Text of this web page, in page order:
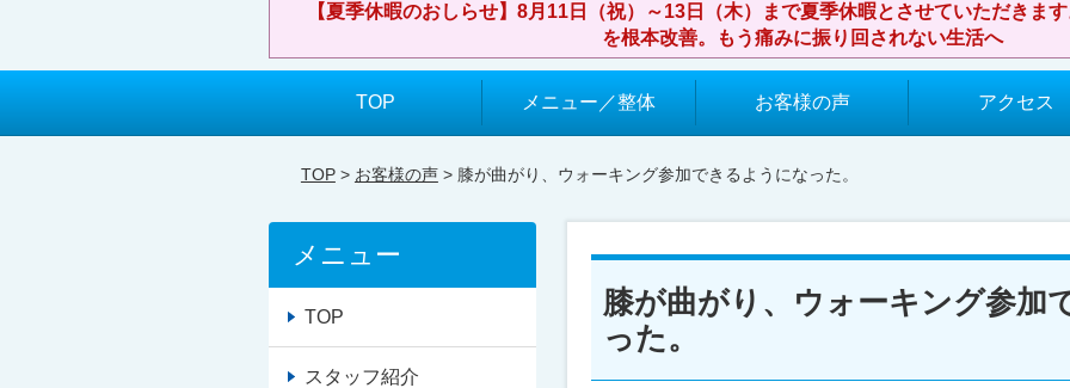
【夏季休暇のおしらせ】8月11日（祝）～13日（木）まで夏季休暇とさせていた
を根本改善。もう痛みに振り回されない生活へ
TOP メニュー／整体 お客様の声 アクセス
TOP> お客様の声> 膝が曲がり、ウォーキング参加できるようになった。
膝が曲がり、ウォーキング参加
った。
メニュー
TOP
スタッフ紹介